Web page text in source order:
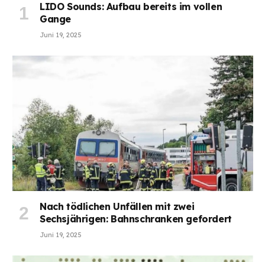
LIDO Sounds: Aufbau bereits im vollen
Gange
Juni 19, 2025
Nach tödlichen Unfällen mit zwei
Sechsjährigen: Bahnschranken gefordert
Juni 19, 2025